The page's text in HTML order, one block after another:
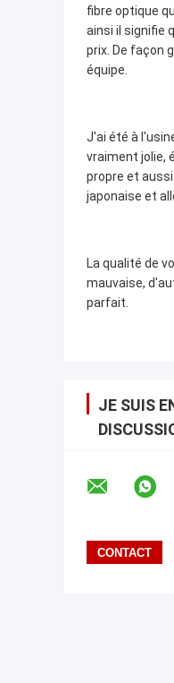
fibre optique
ainsi il signifie
prix. De façon
équipe.
J'ai été à
vraiment jolie,
propre et
japonaise et
La qualité de
mauvaise,
parfait.
JE SUIS